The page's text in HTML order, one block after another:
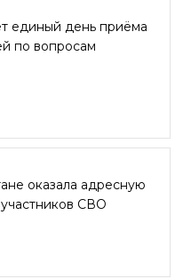
единый день приёма
по вопросам
оказала адресную
СВО